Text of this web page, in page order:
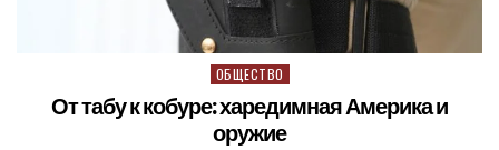
Posted in
ОБЩЕСТВО
От табу к кобуре: харедимная Америка и
оружие